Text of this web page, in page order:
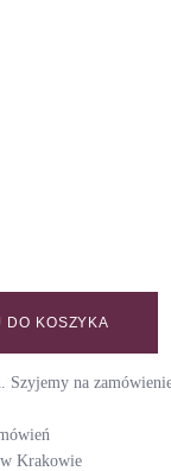
GREEN
DO KOSZYKA
Szyjemy na
Krakowie